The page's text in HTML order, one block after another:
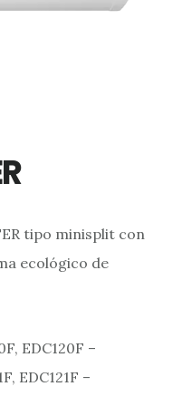
tipo minisplit con
ecológico de
EDC120F –
EDC121F –